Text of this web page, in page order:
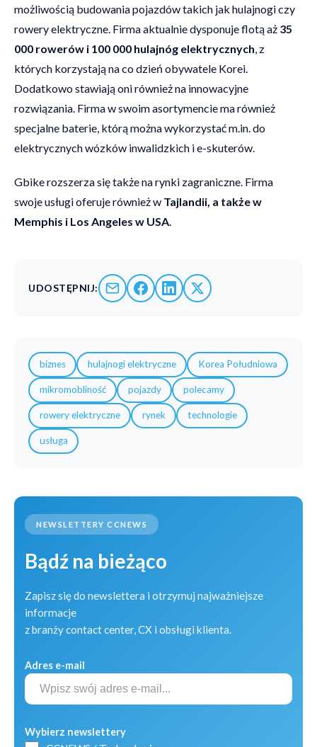
możliwością budowania pojazdów takich jak hulajnogi czy
rowery elektryczne. Firma aktualnie dysponuje flotą aż 35
000 rowerów i 100 000 hulajnóg elektrycznych , z
których korzystają na co dzień obywatele Korei.
Dodatkowo stawiają oni również na innowacyjne
rozwiązania. Firma w swoim asortymencie ma również
specjalne baterie, którą można wykorzystać m.in. do
elektrycznych wózków inwalidzkich i e-skuterów.
Gbike rozszerza się także na rynki zagraniczne. Firma
swoje usługi oferuje również w Tajlandii, a także w
Memphis i Los Angeles w USA
UDOSTĘPNIJ:
biznes hulajnogi elektryczne Korea Południowa
mikromobliność pojazdy polecamy
rowery elektryczne rynek technologie
usługa
NEWSLETTERY CCNEWS
Bądź na bieżąco
Zapisz się do newslettera i otrzymuj najważniejsze
informacje
z branży contact center, CX i obsługi klienta.
Adres e-mail
Wybierz newslettery